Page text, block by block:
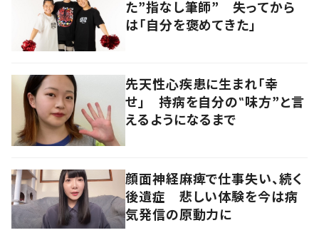
た”指なし筆師” 失ってから
は「自分を褒めてきた」
先天性心疾患に生まれ「幸
せ」 持病を自分の‟味方”と言
えるようになるまで
顔面神経麻痺で仕事失い、続く
後遺症 悲しい体験を今は病
気発信の原動力に